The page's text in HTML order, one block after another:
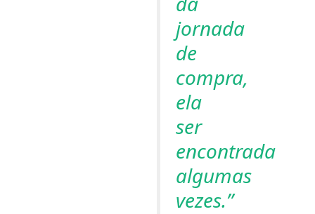
jornada
de
compra,
ela
ser
encontrada
algumas
vezes.”